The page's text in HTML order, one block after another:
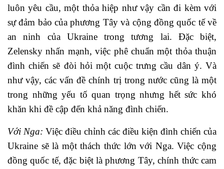
luôn yêu cầu, một thỏa hiệp như vậy cần đi kèm với
sự đảm bảo của phương Tây và cộng đồng quốc tế về
an ninh của Ukraine trong tương lai. Đặc biệt,
Zelensky nhấn mạnh, việc phê chuẩn một thỏa thuận
đình chiến sẽ đòi hỏi một cuộc trưng cầu dân ý. Và
như vậy, các vấn đề chính trị trong nước cũng là một
trong những yếu tố quan trọng nhưng hết sức khó
khăn khi đề cập đến khả năng đình chiến.
Với Nga: Việc điều chỉnh các điều kiện đình chiến của
Ukraine sẽ là một thách thức lớn với Nga. Việc cộng
đồng quốc tế, đặc biệt là phương Tây, chính thức cam